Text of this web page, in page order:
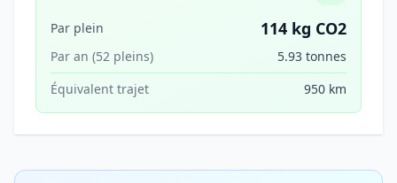
Par plein 114 kg CO2
Par an (52 pleins)
5.93 tonnes
Équivalent trajet
950 km